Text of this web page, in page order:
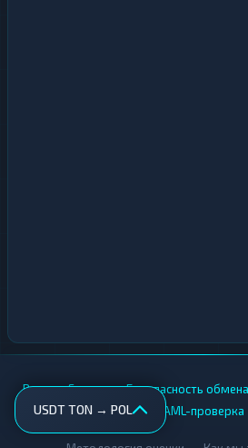
USDT TON → POL
Вики • Города • Безопасность обмена
AML-проверка